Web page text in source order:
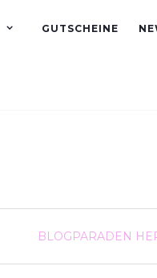
GUTSCHEINE
BLOGPARADEN